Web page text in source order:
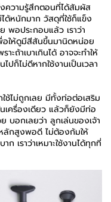
ความรู้สึกตอนที่ได้สัมผัส
ด้หนักมาก วัสดุที่ใช้ก็แข็ง
พอประกอบแล้ว เราว่า
ให้ดูมีสีสันขึ้นมานิดหน่อย
ะถ้าเบาเกินได้ อาจจะทำให้
ก็ไม่ดีหากใช้งานเป็นเวลา
ช้ไม่ถูกเลย มีทั้งท่อต่อเสริม
เครื่องเดียว แล้วก็ยังมีท่อ
บอกเลยว่า ลูกเล่นของเจ้า
ลักสูงพอดี ไม่ต้องก้มให้
เราว่าเหมาะใช้งานได้ทุกที่